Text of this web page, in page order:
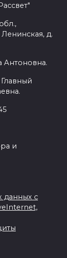
д.
Антоновна.
и
данных с